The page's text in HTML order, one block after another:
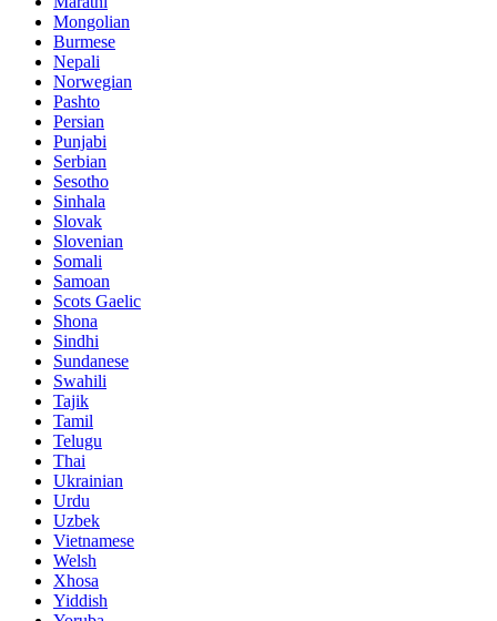
Mongolian
Burmese
Nepali
Norwegian
Pashto
Persian
Punjabi
Serbian
Sesotho
Sinhala
Slovak
Slovenian
Somali
Samoan
Scots Gaelic
Shona
Sindhi
Sundanese
Swahili
Tajik
Tamil
Telugu
Thai
Ukrainian
Urdu
Uzbek
Vietnamese
Welsh
Xhosa
Yiddish